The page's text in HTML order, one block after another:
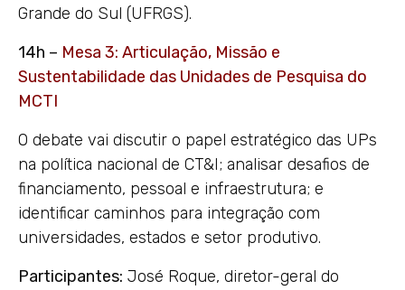
Grande do Sul (UFRGS).
14h – Mesa 3: Articulação, Missão e
Sustentabilidade das Unidades de Pesquisa do
MCTI
O debate vai discutir o papel estratégico das UPs
na política nacional de CT&I; analisar desafios de
financiamento, pessoal e infraestrutura; e
identificar caminhos para integração com
universidades, estados e setor produtivo.
Participantes: José Roque, diretor-geral do